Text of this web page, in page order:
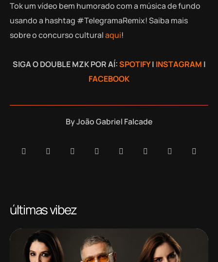
Tok um vídeo bem humorado com a música de fundo
usando a hashtag #TelegramaRemix! Saiba mais
sobre o concurso culturalaqui!
SIGA O DOUBLE MZK POR AÍ:SPOTIFY| INSTAGRAM |
FACEBOOK
ByJoão Gabriel Falcade
últimas vibez